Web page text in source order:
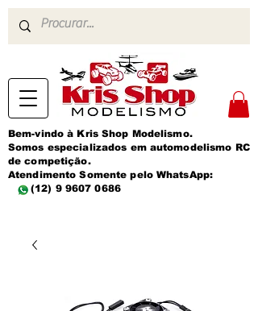
Bem-vindo à Kris Shop Modelismo.
Somos especializados em automodelismo RC
de competição.
Atendimento Somente pelo WhatsApp:
(12) 9 9607 0686